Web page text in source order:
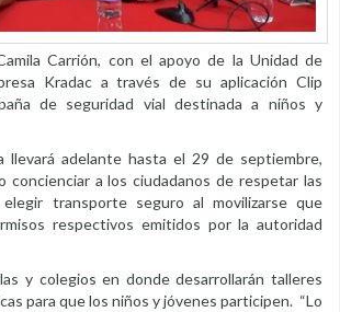
Carrión, con el apoyo de la Unidad de
Kradac a través de su aplicación Clip
de seguridad vial destinada a niños y
llevará adelante hasta el 29 de septiembre,
concienciar a los ciudadanos de respetar las
transporte seguro al movilizarse que
respectivos emitidos por la autoridad
y colegios en donde desarrollarán talleres
para que los niños y jóvenes participen. “Lo